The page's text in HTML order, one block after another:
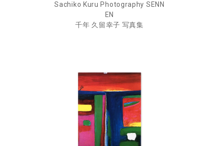
Sachiko Kuru Photography SENN
EN
千年 久留幸子 写真集